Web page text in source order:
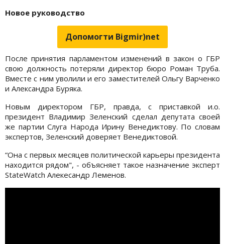
Новое руководство
Допомогти Bigmir)net
После принятия парламентом изменений в закон о ГБР
свою должность потеряли директор бюро Роман Труба.
Вместе с ним уволили и его заместителей Ольгу Варченко
и Александра Буряка.
Новым директором ГБР, правда, с приставкой и.о.
президент Владимир Зеленский сделал депутата своей
же партии Слуга Народа Ирину Венедиктову. По словам
экспертов, Зеленский доверяет Венедиктовой.
“Она с первых месяцев политической карьеры президента
находится рядом", - объясняет такое назначение эксперт
StateWatch Алекесандр Леменов.